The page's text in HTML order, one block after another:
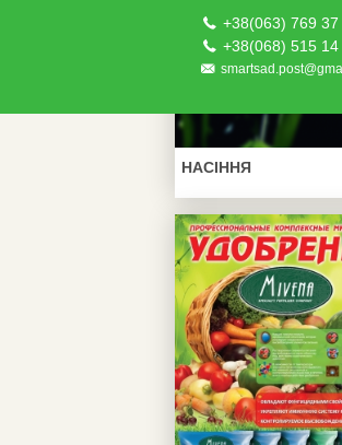
НАСІННЯ
+38(063) 769 37
+38(068) 515 14